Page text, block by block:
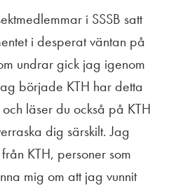
i SSSB satt
i desperat väntan på
undrar gick jag igenom
började KTH har detta
läser du också på KTH
dig särskilt. Jag
KTH, personer som
mig om att jag vunnit